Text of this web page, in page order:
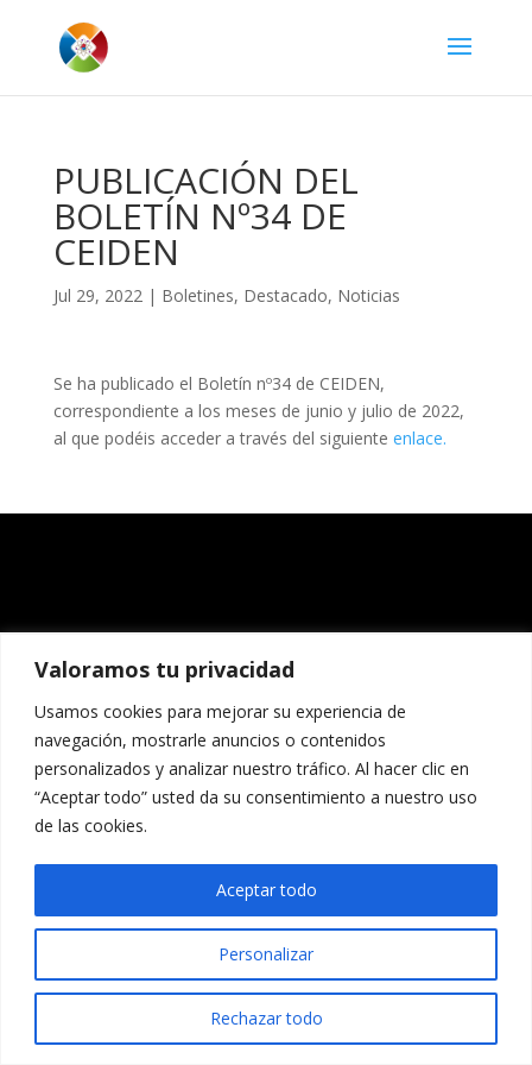
Valoramos tu privacidad
Usamos cookies para mejorar su experiencia de
navegación, mostrarle anuncios o contenidos
personalizados y analizar nuestro tráfico. Al hacer clic en
“Aceptar todo” usted da su consentimiento a nuestro uso
de las cookies.
Personalizar
Rechazar todo
Aceptar todo
PUBLICACIÓN DEL
BOLETÍN Nº34 DE
CEIDEN
Jul 29, 2022| Boletines, Destacado, Noticias
Se ha publicado el Boletín nº34 de CEIDEN,
correspondiente a los meses de junio y julio de 2022,
al que podéis acceder a través del siguiente enlace.